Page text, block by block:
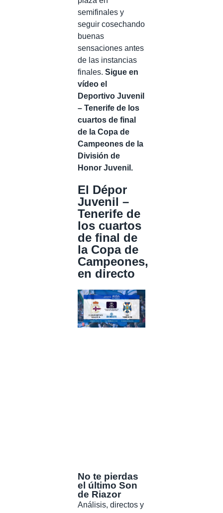
semifinales y
seguir cosechando
buenas
sensaciones antes
de las instancias
finales. Sigue en
vídeo el
Deportivo Juvenil
– Tenerife de los
cuartos de final
de la Copa de
Campeones de la
División de
Honor Juvenil.
El Dépor
Juvenil –
Tenerife de
los cuartos
de final de
la Copa de
Campeones,
en directo
No te pierdas
el último Son
de Riazor
Análisis, directos y